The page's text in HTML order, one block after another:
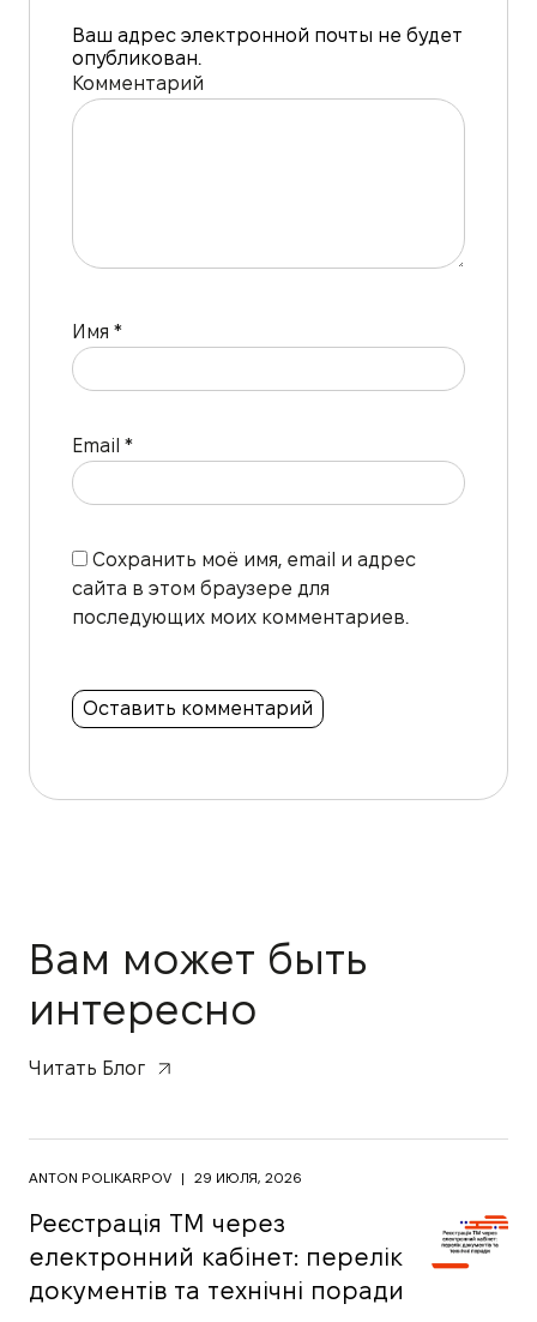
Ваш адрес электронной почты не будет
опубликован.
Комментарий
Имя *
Email *
Сохранить моё имя, email и адрес
сайта в этом браузере для
последующих моих комментариев.
Вам может быть
интересно
Читать Блог
ANTON POLIKARPOV | 29 ИЮЛЯ, 2026
Реєстрація ТМ через
електронний кабінет: перелік
документів та технічні поради